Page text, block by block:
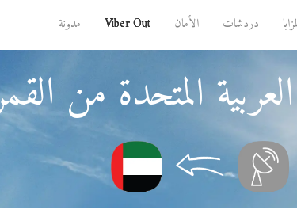
دردشات الأمان Viber Out مدونة
المتحدة من